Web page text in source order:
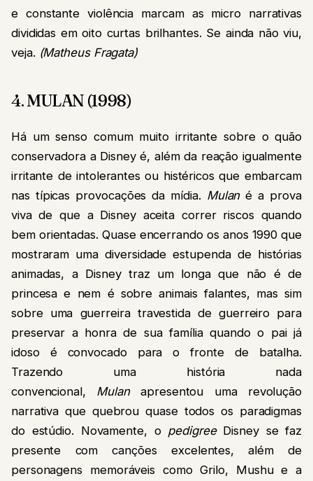
e constante violência marcam as micro narrativas
divididas em oito curtas brilhantes. Se ainda não viu,
veja. (Matheus Fragata)
4. MULAN (1998)
Há um senso comum muito irritante sobre o quão
conservadora a Disney é, além da reação igualmente
irritante de intolerantes ou histéricos que embarcam
nas típicas provocações da mídia. Mulané a prova
viva de que a Disney aceita correr riscos quando
bem orientadas. Quase encerrando os anos 1990 que
mostraram uma diversidade estupenda de histórias
animadas, a Disney traz um longa que não é de
princesa e nem é sobre animais falantes, mas sim
sobre uma guerreira travestida de guerreiro para
preservar a honra de sua família quando o pai já
idoso é convocado para o fronte de batalha.
Trazendo uma história nada
convencional, Mulanapresentou uma revolução
narrativa que quebrou quase todos os paradigmas
do estúdio. Novamente, o pedigree Disney se faz
presente com canções excelentes, além de
personagens memoráveis como Grilo, Mushu e a